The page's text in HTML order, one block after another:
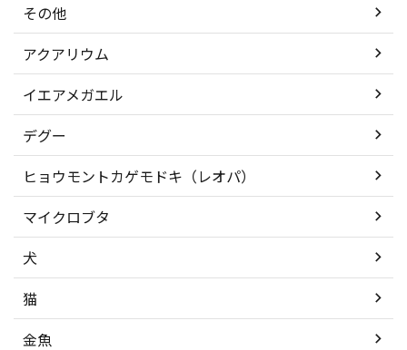
その他
アクアリウム
イエアメガエル
デグー
ヒョウモントカゲモドキ（レオパ）
マイクロブタ
犬
猫
金魚